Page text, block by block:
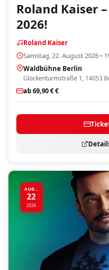
Roland Kaiser
2026!
Roland Kaiser
Samstag, 22. August 2026 •
Waldbühne Berlin
Glockenturmstraße 1, 14053
ab 69,90 € €
AUG..
22
2026